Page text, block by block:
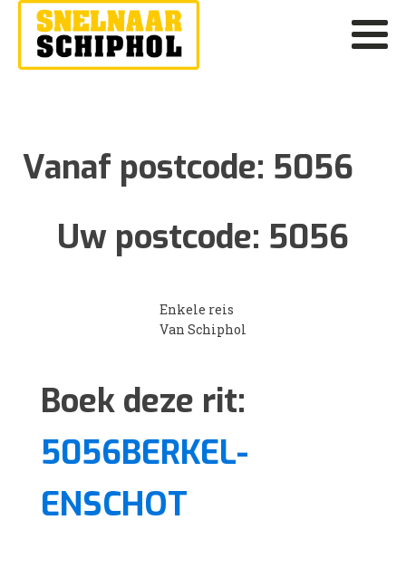
Vanaf postcode: 5056
Uw postcode: 5056
Enkele reis
Van Schiphol
Boek deze rit:
5056BERKEL-
ENSCHOT